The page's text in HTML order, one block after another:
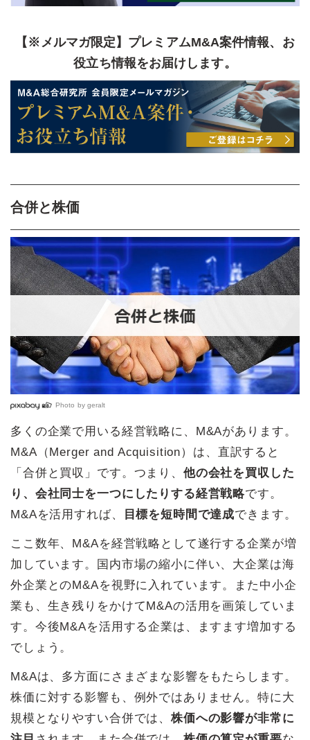
【※メルマガ限定】プレミアムM&A案件情報、お
役立ち情報をお届けします。
合併と株価
Photo by geralt
多くの企業で用いる経営戦略に、M&Aがあります。
M&A（Merger and Acquisition）は、直訳すると
「合併と買収」です。つまり、 他の会社を買収した
り、会社同士を一つにしたりする経営戦略です。
M&Aを活用すれば、
目標を短時間で達成できます。
ここ数年、M&Aを経営戦略として遂行する企業が増
加しています。国内市場の縮小に伴い、大企業は海
外企業とのM&Aを視野に入れています。また中小企
業も、生き残りをかけてM&Aの活用を画策していま
す。今後M&Aを活用する企業は、ますます増加する
でしょう。
M&Aは、多方面にさまざまな影響をもたらします。
株価に対する影響も、例外ではありません。特に大
規模となりやすい合併では、株価への影響が非常に